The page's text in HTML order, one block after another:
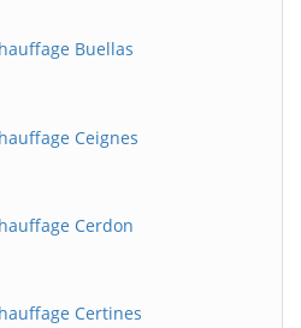
Buellas
Ceignes
Cerdon
Certines